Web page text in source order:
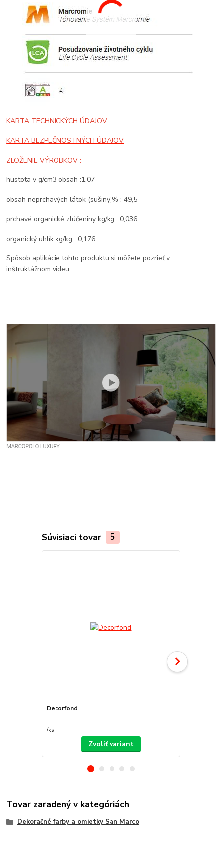
KARTA TECHNICKÝCH ÚDAJOV
KARTA BEZPEČNOSTNÝCH ÚDAJOV
ZLOŽENIE VÝROBKOV :
hustota v g/cm3 obsah :1,07
obsah neprchavých látok (sušiny)% : 49,5
prchavé organické zlúčeniny kg/kg : 0,036
organický uhlík kg/kg : 0,176
Spôsob aplikácie tohto produktu si môžete pozrieť v
inštruktážnom videu.
Súvisiaci tovar 5
Decorfond
/ks
Zvoliť variant
Tovar zaradený v kategóriách
Dekoračné farby a omietky San Marco